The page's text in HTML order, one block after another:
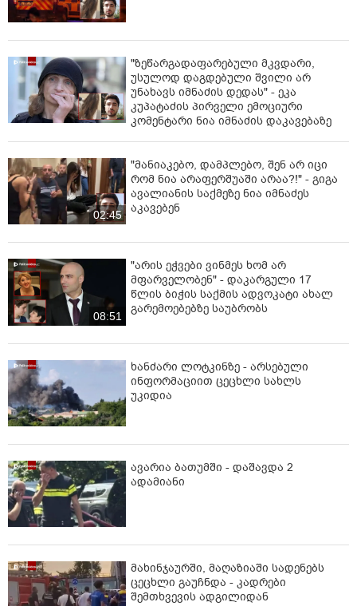
"ზეწარგადაფარებული მკვდარი,
უსულოდ დაგდებული შვილი არ
უნახავს იმნაძის დედას" - ეკა
კუპატაძის პირველი ემოციური
კომენტარი ნია იმნაძის დაკავებაზე
02:45
"მანიაკებო, დამპლებო, შენ არ იცი
რომ ნია არაფერშუაში არაა?!" - გიგა
ავალიანის საქმეზე ნია იმნაძეს
აკავებენ
08:51
"არის ეჭვები ვინმეს ხომ არ
მფარველობენ" - დაკარგული 17
წლის ბიჭის საქმის ადვოკატი ახალ
გარემოებებზე საუბრობს
ხანძარი ლოტკინზე - არსებული
ინფორმაციით ცეცხლი სახლს
უკიდია
ავარია ბათუმში - დაშავდა 2
ადამიანი
მახინჯაურში, მაღაზიაში სადენებს
ცეცხლი გაუჩნდა - კადრები
შემთხვევის ადგილიდან